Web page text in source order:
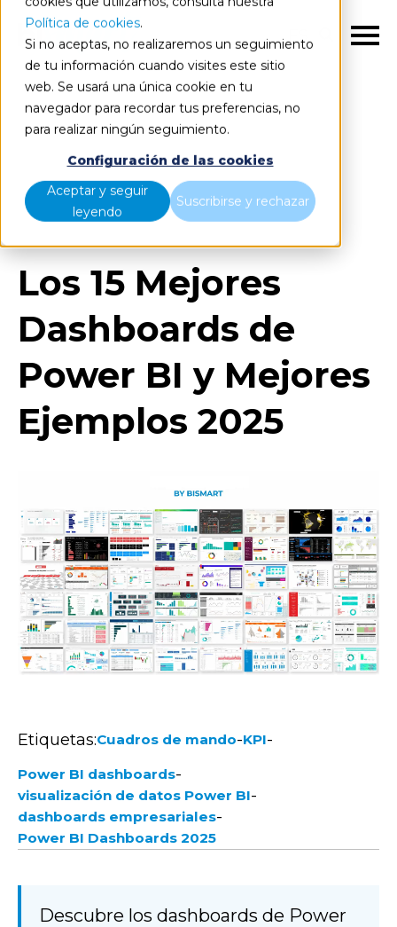
Política de cookies.
Si no aceptas, no realizaremos un seguimiento
de tu información cuando visites este sitio
web. Se usará una única cookie en tu
navegador para recordar tus preferencias, no
para realizar ningún seguimiento.
Configuración de las cookies
Aceptar y seguir
leyendo
Suscribirse y rechazar
ES
Los 15 Mejores Dashboards de Power BI y Mejores
Ejemplos 2025
Los 15 Mejores
Dashboards de
Power BI y Mejores
Ejemplos 2025
Etiquetas:Cuadros de mando-KPI-
Power BI dashboards-
visualización de datos Power BI-
dashboards empresariales-
Power BI Dashboards 2025
Descubre los dashboards de Power